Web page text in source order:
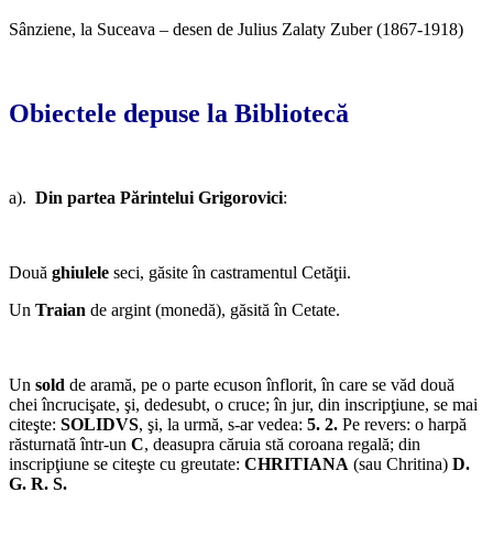
Sânziene, la Suceava – desen de Julius Zalaty Zuber (1867-1918)
Obiectele depuse la Bibliotecă
a). Din partea Părintelui Grigorovici:
Două ghiulele seci, găsite în castramentul Cetăţii.
Un Traian de argint (monedă), găsită în Cetate.
Un sold de aramă, pe o parte ecuson înflorit, în care se văd două
chei încrucişate, şi, dedesubt, o cruce; în jur, din inscripţiune, se mai
citeşte: SOLIDVS, şi, la urmă, s-ar vedea: 5. 2. Pe revers: o harpă
răsturnată într-un C, deasupra căruia stă coroana regală; din
inscripţiune se citeşte cu greutate: CHRITIANA (sau Chritina) D.
G. R. S.